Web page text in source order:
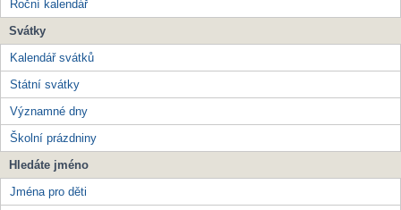
Roční kalendář
Svátky
Kalendář svátků
Státní svátky
Významné dny
Školní prázdniny
Hledáte jméno
Jména pro děti